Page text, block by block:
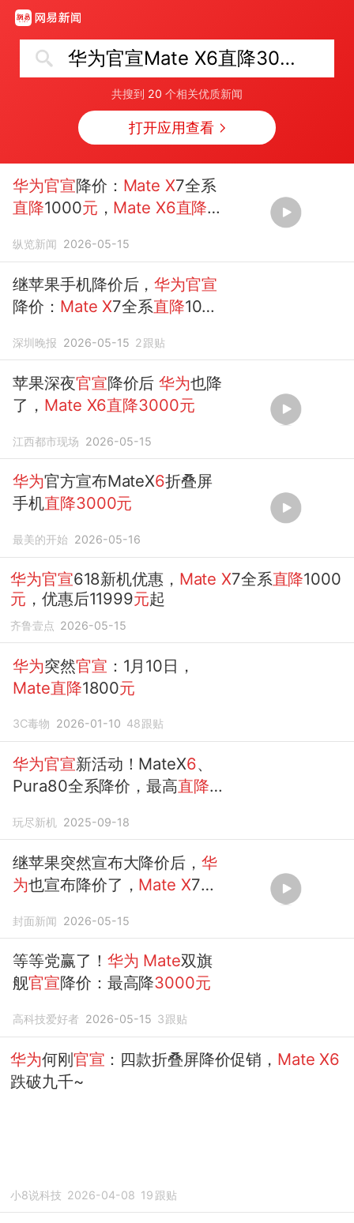
华为官宣Mate X6直降3000元
共搜到 20 个相关优质新闻
打开应用查看
华为官宣降价： Mate X7全系
直降1000元 ， Mate X6直降
期分...
纵览新闻 2026-05-15
继苹果手机降价后，华为官宣
降价： Mate X7全系直降1000
深圳晚报 2026-05-15 2跟贴
苹果深夜官宣降价后华为也降
了， Mate X6直降3000元
江西都市现场 2026-05-15
华为官方宣布MateX6折叠屏
手机直降3000元
最美的开始 2026-05-16
华为官宣618新机优惠， Mate X7全系直降1000
元 ，优惠后11999元起
齐鲁壹点 2026-05-15
华为突然官宣 ：1月10日，
Mate直降1800元
3C毒物 2026-01-10 48跟贴
华为官宣新活动！MateX6、
Pura80全系降价，最高直降
玩尽新机 2025-09-18
继苹果突然宣布大降价后， 华
为也宣布降价了， Mate X7全
300...
封面新闻 2026-05-15
等等党赢了！ 华为 Mate双旗
舰官宣降价：最高降3000元
高科技爱好者 2026-05-15 3跟贴
华为何刚官宣 ：四款折叠屏降价促销， Mate X6
跌破九千~
小8说科技 2026-04-08 19 跟贴